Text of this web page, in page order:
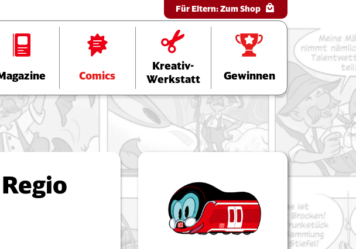
Comics
Kreativ-
Werkstatt
Gewinnen
Für Eltern:Zum Shop